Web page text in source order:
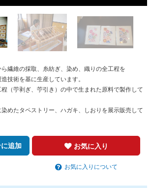
繊維の採取、糸紡ぎ、染め、織りの全工程を
技術を基に生産しています。
（苧剥ぎ、苧引き）の中で生まれた原料で製作して
めたタペストリー、ハガキ、しおりを展示販売して
追加 お気に入り
お気に入りについて